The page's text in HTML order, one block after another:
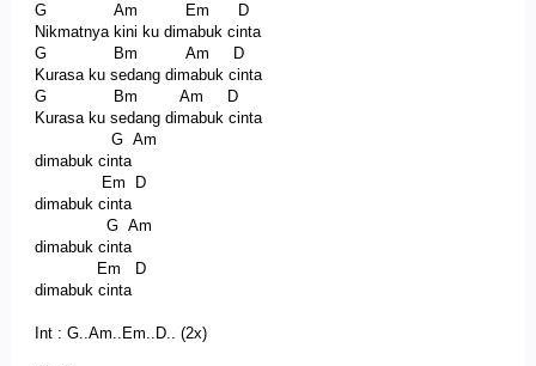
G Am Em D
Nikmatnya kini ku dimabuk cinta
G Bm Am D
Kurasa ku sedang dimabuk cinta
G Bm Am D
Kurasa ku sedang dimabuk cinta
G Am
dimabuk cinta
Em D
dimabuk cinta
G Am
dimabuk cinta
Em D
dimabuk cinta
Int : G..Am..Em..D.. (2x)